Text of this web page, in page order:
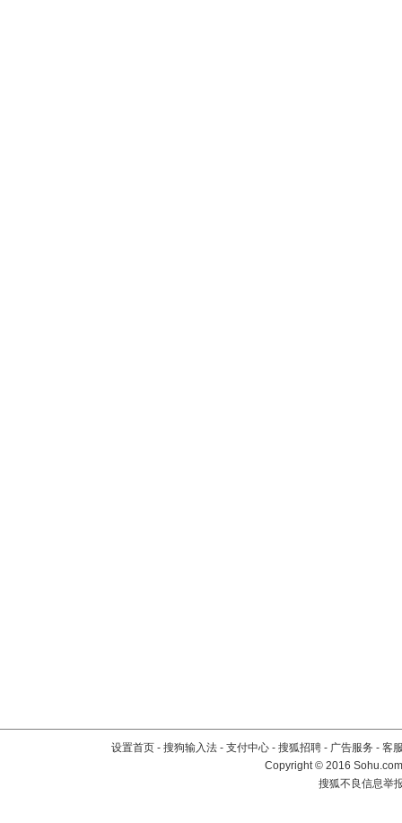
设置首页 - 搜狗输入法 - 支付中心 - 搜狐招聘 - 广告服务 - 客
Copyright©2016
搜狐不良信息举